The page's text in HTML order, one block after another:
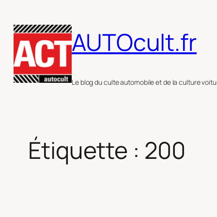
au
contenu
AUTOcult.fr
Le blog du culte automobile et de la culture
Étiquette : 200